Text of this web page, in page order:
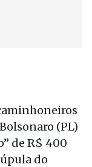
(PL)
de R$ 400
do